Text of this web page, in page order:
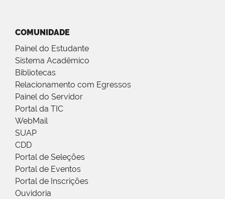
COMUNIDADE
Painel do Estudante
Sistema Acadêmico
Bibliotecas
Relacionamento com Egressos
Painel do Servidor
Portal da TIC
WebMail
SUAP
CDD
Portal de Seleções
Portal de Eventos
Portal de Inscrições
Ouvidoria